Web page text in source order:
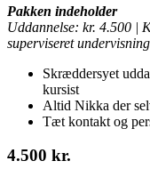
Pakken indeholder
Uddannelse: kr. 4.500 |
superviseret undervisning
Skræddersyet
kursist
Altid Nikka der
Tæt kontakt og
4.500 kr.